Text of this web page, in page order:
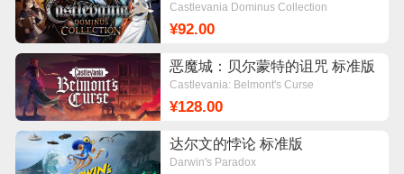
Castlevania Dominus Collection
¥92.00
恶魔城：贝尔蒙特的诅咒 标准版
Castlevania: Belmont's Curse
¥128.00
达尔文的悖论 标准版
Darwin's Paradox